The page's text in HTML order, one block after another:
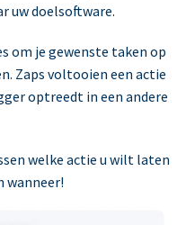
uw doelsoftware.
om je gewenste taken op
Zaps voltooien een actie
optreedt in een andere
welke actie u wilt laten
wanneer!